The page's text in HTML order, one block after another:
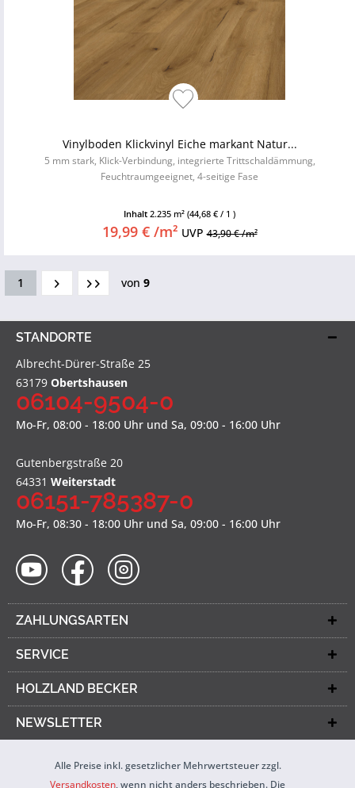
Vinylboden Klickvinyl Eiche markant Natur...
5 mm stark, Klick-Verbindung, integrierte Trittschaldämmung,
Feuchtraumgeeignet, 4-seitige Fase
Inhalt 2.235 m² (44,68 € / 1 )
19,99 € /m² UVP43,90 € /m²
1 von 9
STANDORTE
Albrecht-Dürer-Straße 25
63179 Obertshausen
06104-9504-0
Mo-Fr, 08:00 - 18:00 Uhr und Sa, 09:00 - 16:00 Uhr
Gutenbergstraße 20
64331 Weiterstadt
06151-785387-0
Mo-Fr, 08:30 - 18:00 Uhr und Sa, 09:00 - 16:00 Uhr
ZAHLUNGSARTEN
SERVICE
HOLZLAND BECKER
NEWSLETTER
Alle Preise inkl. gesetzlicher Mehrwertsteuer zzgl.
Versandkosten, wenn nicht anders beschrieben. Die